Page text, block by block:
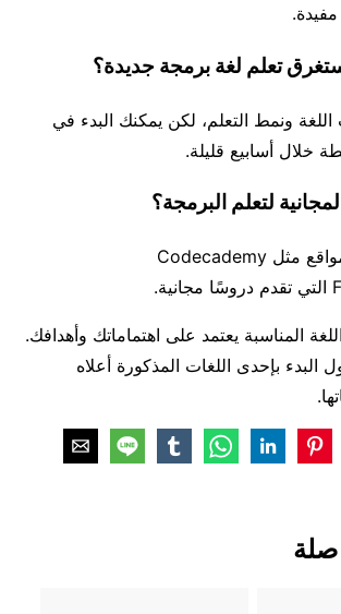
تعلم لغة برمجة جديدة؟
ونمط التعلم، لكن يمكنك البدء في
خلال أسابيع قليلة.
لتعلم البرمجة؟
هناك العديد من المواقع مثل Codecademy
المناسبة يعتمد على اهتماماتك وأهدافك.
البدء بإحدى اللغات المذكورة أعلاه
صلة